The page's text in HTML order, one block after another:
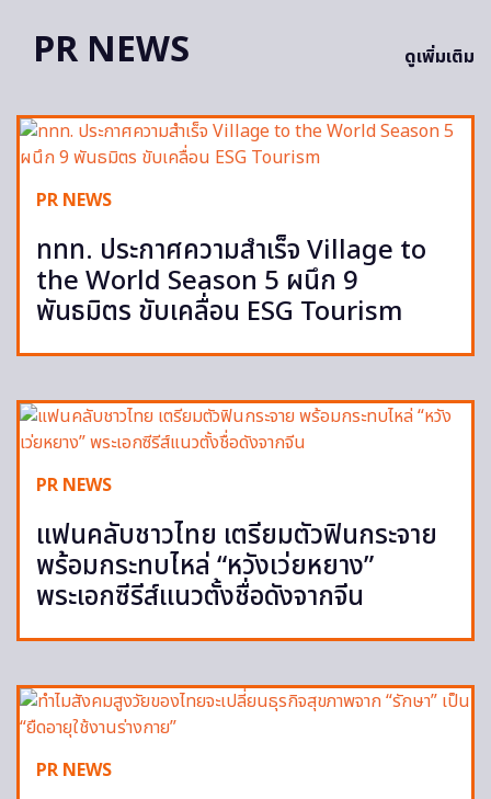
PR NEWS ดูเพิ่มเติม
PR NEWS
ททท. ประกาศความสำเร็จ Village to
the World Season 5 ผนึก 9
พันธมิตร ขับเคลื่อน ESG Tourism
PR NEWS
แฟนคลับชาวไทย เตรียมตัวฟินกระจาย
พร้อมกระทบไหล่ “หวังเว่ยหยาง”
พระเอกซีรีส์แนวตั้งชื่อดังจากจีน
PR NEWS